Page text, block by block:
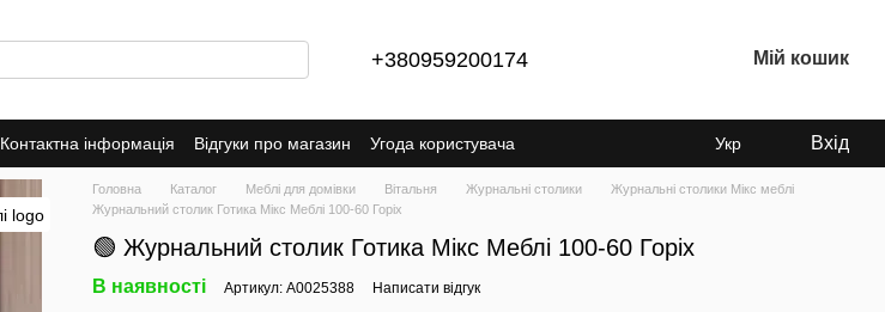
+380959200174 Мій кошик
Контактна інформація Відгуки про магазин
Угода користувача
Укр Вхід
Головна Каталог Меблі для домівки Вітальня Журнальні столики
Журнальні столики Мікс меблі
Журнальний столик Готика Мікс Меблі 100-60 Горіх
🟢 Журнальний столик Готика Мікс Меблі 100-60 Горіх
В наявності Артикул: А0025388 Написати відгук